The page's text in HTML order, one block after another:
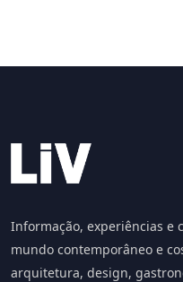
Informação, experiências e
mundo contemporâneo e
arquitetura, design,